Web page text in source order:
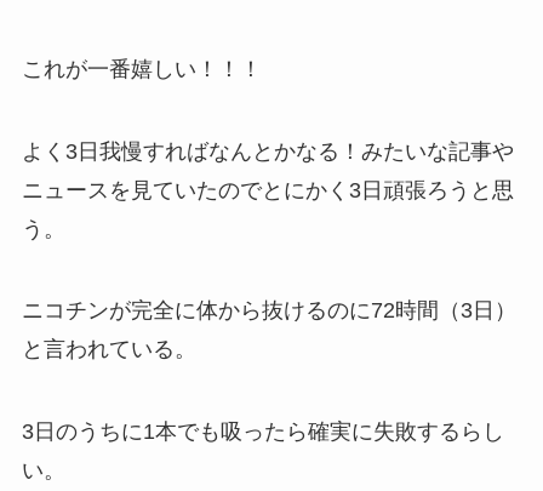
これが一番嬉しい！！！
よく3日我慢すればなんとかなる！みたいな記事や
ニュースを見ていたのでとにかく3日頑張ろうと思
う。
ニコチンが完全に体から抜けるのに72時間（3日）
と言われている。
3日のうちに1本でも吸ったら確実に失敗するらし
い。